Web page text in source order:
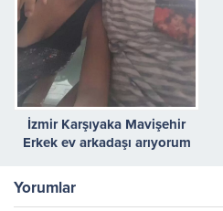
İzmir Karşıyaka Mavişehir
Erkek ev arkadaşı arıyorum
Yorumlar